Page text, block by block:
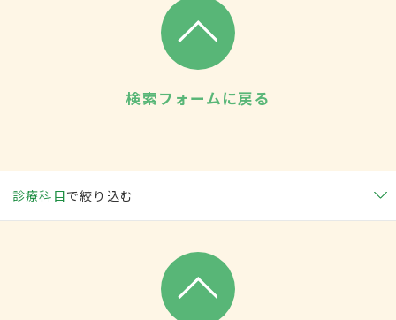
検索フォームに戻る
診療科目で絞り込む